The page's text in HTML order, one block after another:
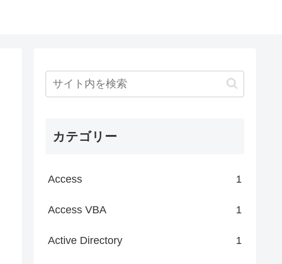
カテゴリー
Access 1
Access VBA 1
Active Directory 1